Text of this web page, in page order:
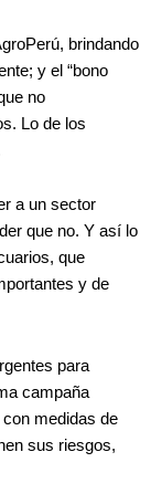
brindando
y el “bono
no
Lo de los
a un sector
que no. Y así lo
que
y de
para
campaña
medidas de
sus riesgos,